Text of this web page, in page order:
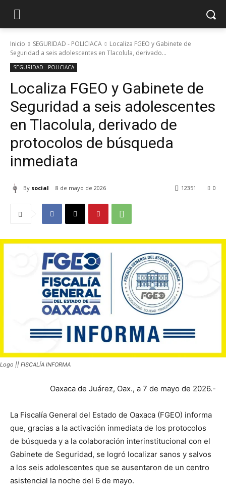
Inicio SEGURIDAD - POLICIACA
Localiza FGEO y Gabinete de
Seguridad a seis adolescentes en Tlacolula, derivado...
SEGURIDAD - POLICIACA
Localiza FGEO y Gabinete de
Seguridad a seis adolescentes
en Tlacolula, derivado de
protocolos de búsqueda
inmediata
By social 8 de mayo de 2026 0
12351
Logo || FISCALÍA INFORMA
Oaxaca de Juárez, Oax., a 7 de mayo de 2026.-
La Fiscalía General del Estado de Oaxaca (FGEO) informa
que, gracias a la activación inmediata de los protocolos
de búsqueda y a la colaboración interinstitucional con el
Gabinete de Seguridad, se logró localizar sanos y salvos
a los seis adolescentes que se ausentaron de un centro
asistencial la noche del 6 de mayo.